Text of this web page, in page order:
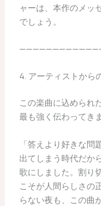
ャーは、本作のメッ
でしょう。
4. アーティストから
この楽曲に込められ
最も強く伝わってきま
「答えより好きな
出てしまう時代だか
歌にしました。割り
こそが人間らしさの
らない夜も、この曲